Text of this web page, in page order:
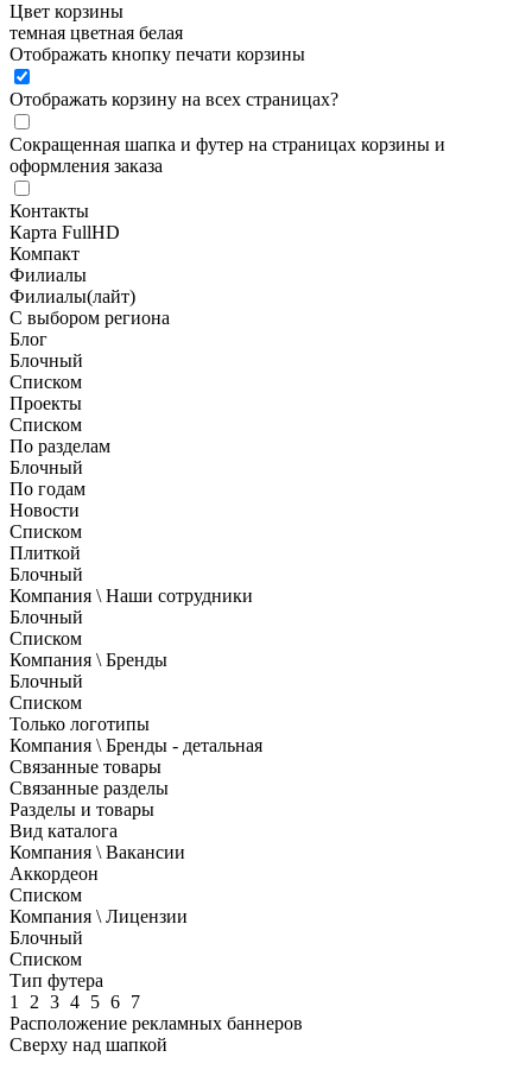
Цвет корзины
темная цветная белая
Отображать кнопку печати корзины
Отображать корзину на всех страницах?
Сокращенная шапка и футер на страницах корзины и
оформления заказа
Контакты
Карта FullHD
Компакт
Филиалы
Филиалы(лайт)
С выбором региона
Блог
Блочный
Списком
Проекты
Списком
По разделам
Блочный
По годам
Новости
Списком
Плиткой
Блочный
Компания \ Наши сотрудники
Блочный
Списком
Компания \ Бренды
Блочный
Списком
Только логотипы
Компания \ Бренды - детальная
Связанные товары
Связанные разделы
Разделы и товары
Вид каталога
Компания \ Вакансии
Аккордеон
Списком
Компания \ Лицензии
Блочный
Списком
Тип футера
1
2 3 4 5 6 7
Расположение рекламных баннеров
Сверху над шапкой